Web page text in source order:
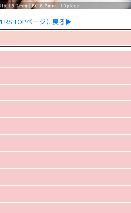
TOPページに戻る▶